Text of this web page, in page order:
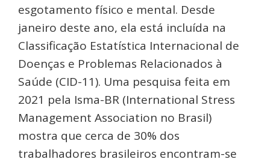
esgotamento físico e mental. Desde
janeiro deste ano, ela está incluída na
Classificação Estatística Internacional de
Doenças e Problemas Relacionados à
Saúde (CID-11). Uma pesquisa feita em
2021 pela Isma-BR (International Stress
Management Association no Brasil)
mostra que cerca de 30% dos
trabalhadores brasileiros encontram-se